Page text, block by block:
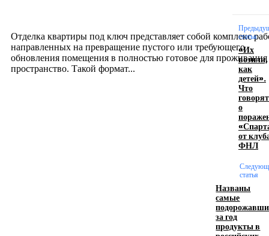
Отделка квартиры под ключ представляет собой комплекс
направленных на превращение пустого или требующего
обновления помещения в полностью готовое для проживания
пространство. Такой формат...
логотипом: эффективный инструмент бренда
Девушка в бокале: легендарный номер бурлеска
статья
«Их
возили,
как
детей».
Что
говорят
о
от
ФНЛ
статья
Названы
самые
за год
продукты в